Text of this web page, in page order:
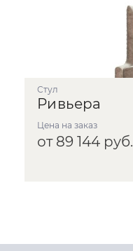
Стул
Ривьера
Цена на заказ
от 89 144 руб.